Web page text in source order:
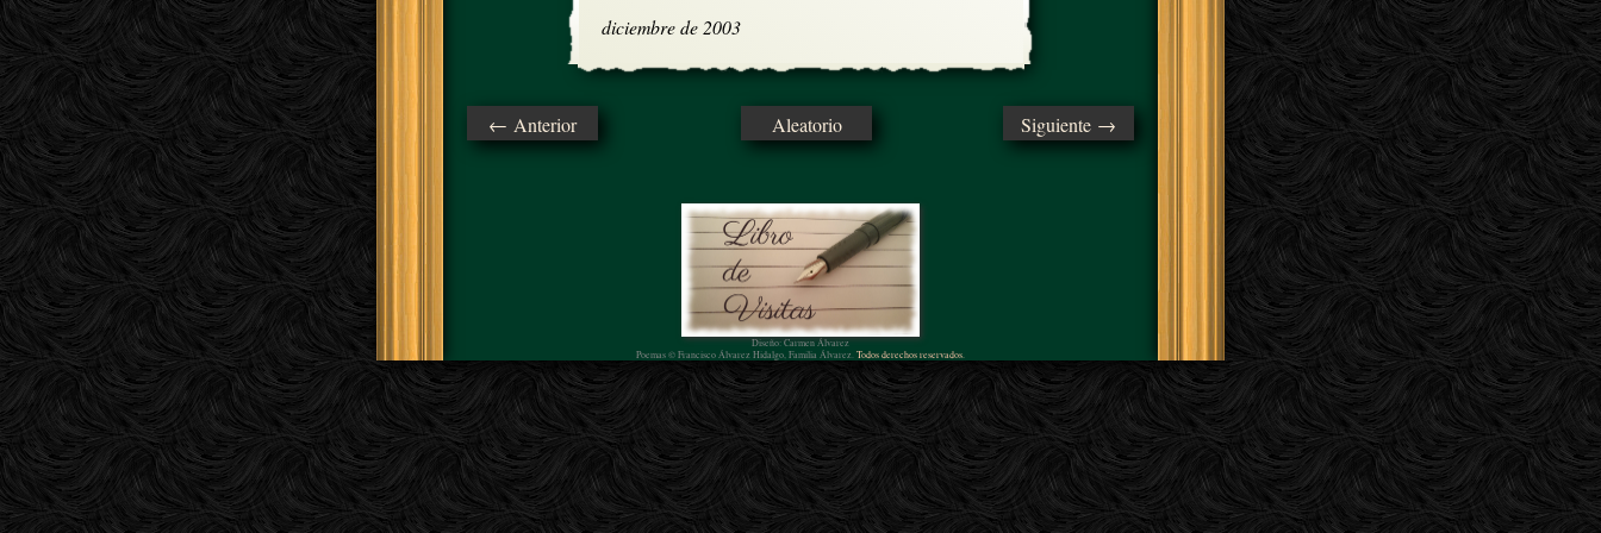
diciembre de 2003
← Anterior Aleatorio Siguiente →
Diseño: Carmen Álvarez
Poemas © Francisco Álvarez Hidalgo, Familia Álvarez. Todos derechos reservados.